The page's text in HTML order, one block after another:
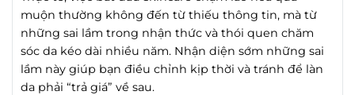
muộn thường không đến từ thiếu thông tin, mà từ
những sai lầm trong nhận thức và thói quen chăm
sóc da kéo dài nhiều năm. Nhận diện sớm những sai
lầm này giúp bạn điều chỉnh kịp thời và tránh để làn
da phải “trả giá” về sau.